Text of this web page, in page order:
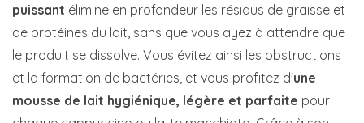
puissant élimine en profondeur les résidus de graisse et
de protéines du lait, sans que vous ayez à attendre que
le produit se dissolve. Vous évitez ainsi les obstructions
et la formation de bactéries, et vous profitez d'une
mousse de lait hygiénique, légère et parfaite pour